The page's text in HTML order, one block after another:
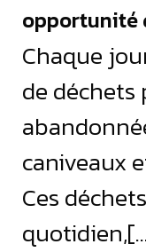
opportunité
Chaque
de
caniveaux
Ces